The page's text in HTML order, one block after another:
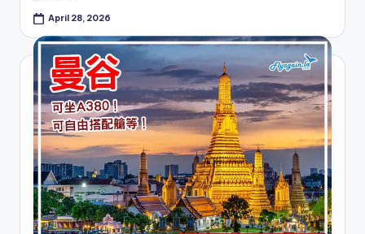
April 28, 2026